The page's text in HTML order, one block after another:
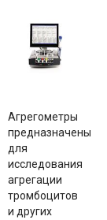
Агрегометры
предназначены
для
исследования
агрегации
тромбоцитов
и других